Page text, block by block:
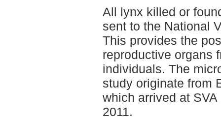
All lynx killed or
sent to the National
This provides the
reproductive organs
individuals. The
study originate from
which arrived at
2011.